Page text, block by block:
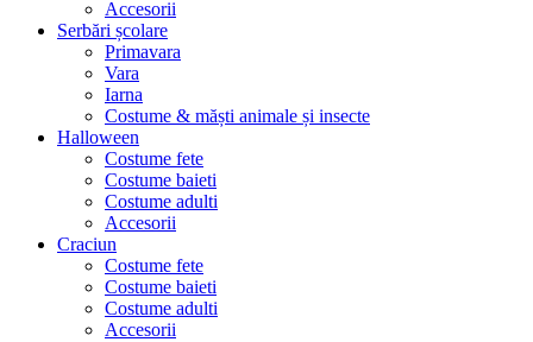
Accesorii
Serbări școlare
Primavara
Vara
Iarna
Costume & măști animale și insecte
Halloween
Costume fete
Costume baieti
Costume adulti
Accesorii
Craciun
Costume fete
Costume baieti
Costume adulti
Accesorii